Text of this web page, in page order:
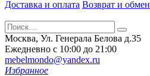
Доставка и оплата Возврат и обмен
Москва, Ул. Генерала Белова д.35
Ежедневно с 10:00 до 21:00
mebelmondo@yandex.ru
Избранное